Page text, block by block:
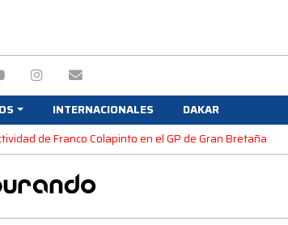
INTERNACIONALES
DAKAR
de Franco Colapinto en el GP de Gran Bretaña